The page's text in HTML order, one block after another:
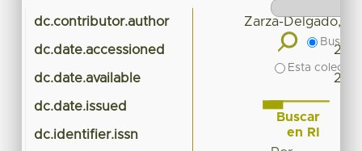
dc.contributor.author Zarza-Delgado,
dc.date.accessioned
dc.date.available
dc.date.issued
dc.identifier.issn
Buscar
Esta
Buscar
en RI